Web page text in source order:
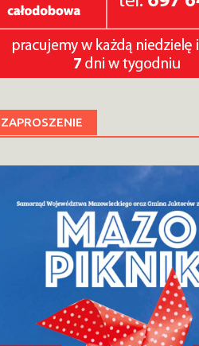
ZAPROSZENIE